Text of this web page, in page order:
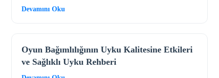
Devamını Oku
Oyun Bağımlılığının Uyku Kalitesine Etkileri
ve Sağlıklı Uyku Rehberi